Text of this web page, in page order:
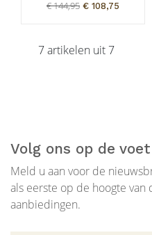
€ 144,95 € 108,75
7 artikelen uit 7
Volg ons op de voet
Meld u aan voor de
als eerste op de hoogte
aanbiedingen.